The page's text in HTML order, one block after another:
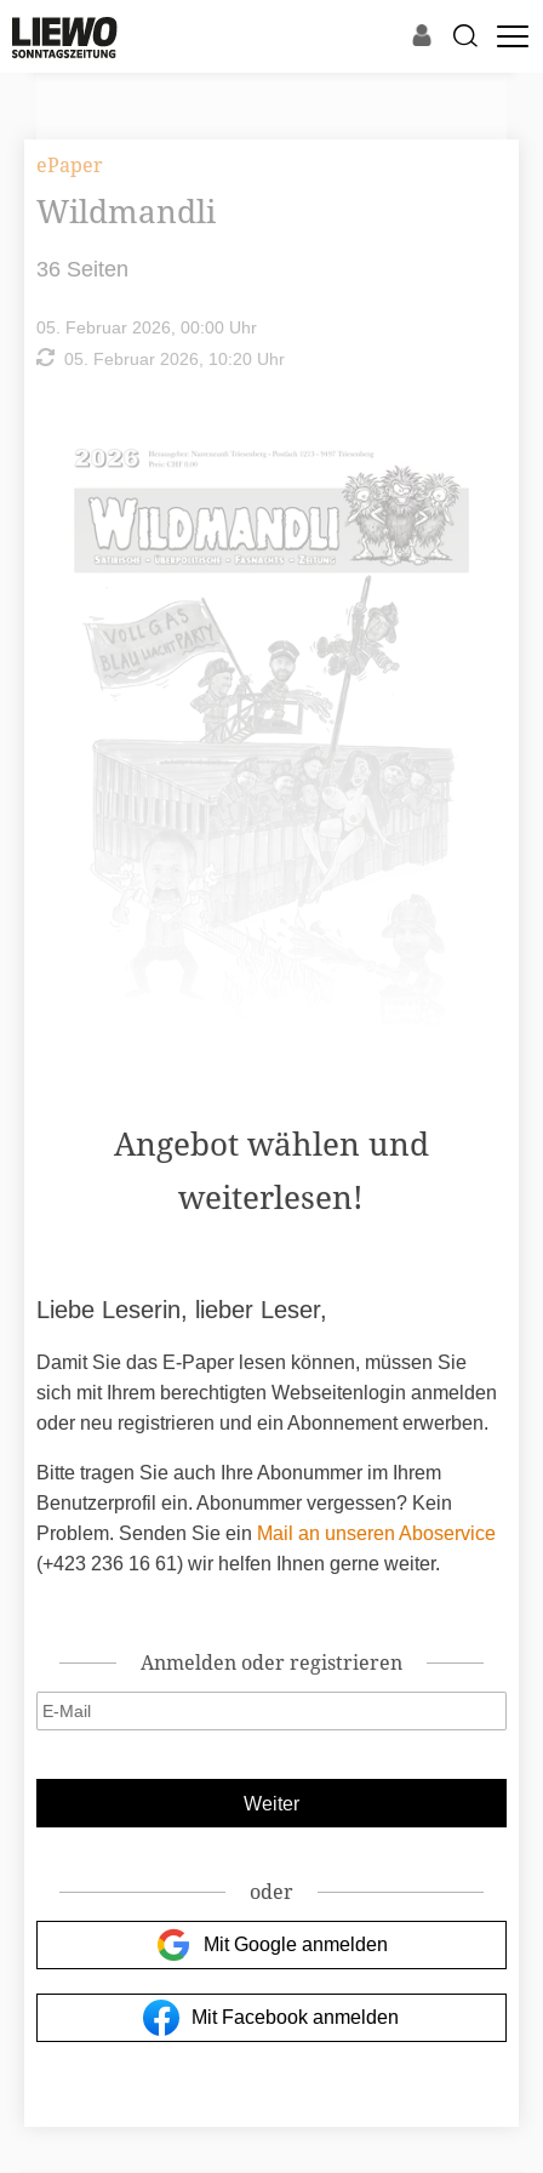
ePaper
Wildmandli
36 Seiten
05. Februar 2026, 00:00 Uhr
05. Februar 2026, 10:20 Uhr
Angebot wählen und
weiterlesen!
Liebe Leserin, lieber Leser,
Damit Sie das E-Paper lesen können, müssen Sie
sich mit Ihrem berechtigten Webseitenlogin anmelden
oder neu registrieren und ein Abonnement erwerben.
Bitte tragen Sie auch Ihre Abonummer im Ihrem
Benutzerprofil ein. Abonummer vergessen? Kein
Problem. Senden Sie ein Mail an unseren Aboservice
(+423 236 16 61) wir helfen Ihnen gerne weiter.
Anmelden oder registrieren
oder
Mit Google anmelden
Mit Facebook anmelden